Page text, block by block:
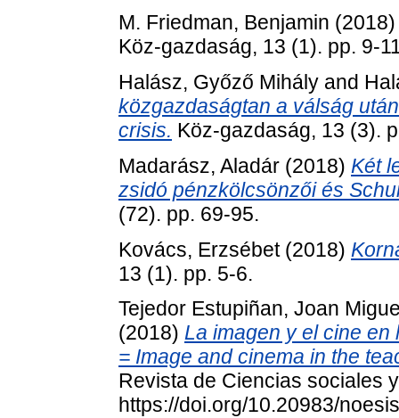
M. Friedman, Benjamin
Köz-gazdaság, 13 (1). pp. 9-
Halász, Győző Mihály and
közgazdaságtan a válság
crisis. Köz-gazdaság, 13 (3).
Madarász, Aladár (2018) Két
zsidó pénzkölcsönzői és
(72). pp. 69-95.
Kovács, Erzsébet(2018)
13 (1). pp. 5-6.
Tejedor Estupiñan, Joan
(2018) La imagen y el cine
= Image and cinema in the
Revista de Ciencias sociales
https://doi.org/10.20983/